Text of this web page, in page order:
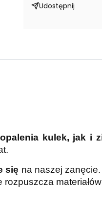
Udostępnij
kulek, jak i
się na naszej